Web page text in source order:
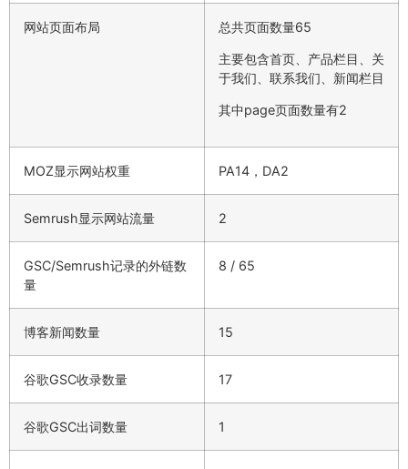
网站页面布局 总共页面数量65
主要包含首页、产品栏目、关
于我们、联系我们、新闻栏目
其中page页面数量有2
MOZ显示网站权重 PA14，DA2
Semrush显示网站流量 2
GSC/Semrush记录的外链数
量
8 / 65
博客新闻数量 15
谷歌GSC收录数量 17
谷歌GSC出词数量 1